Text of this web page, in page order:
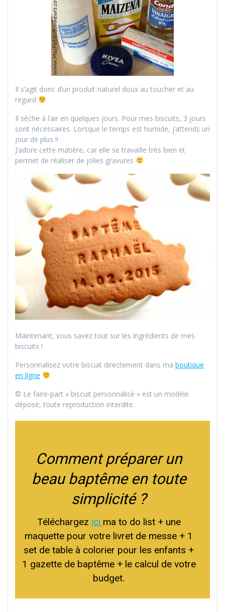
Il s’agit donc d’un produit naturel doux au toucher et au
regard
Il sèche à l’air en quelques jours. Pour mes biscuits, 3 jours
sont nécessaires. Lorsque le temps est humide, j’attends un
jour de plus !!
J’adore cette matière, car elle se travaille très bien et
permet de réaliser de jolies gravures
Maintenant, vous savez tout sur les ingrédients de mes
biscuits !
Personnalisez votre biscuit directement dans ma boutique
en ligne
© Le faire-part « biscuit personnalisé » est un modèle
déposé, toute reproduction interdite.
Comment préparer un
beau baptême en toute
simplicité ?
Téléchargez ici ma to do list + une
maquette pour votre livret de messe + 1
set de table à colorier pour les enfants +
1 gazette de baptême + le calcul de votre
budget.